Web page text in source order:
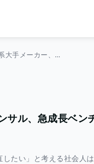
「日系大手メーカー、外資戦略コンサル、急成長ベンチャーを経たCHROが語るキャリアの築き方」
サル、急成長ベ
たい」と考える社会人